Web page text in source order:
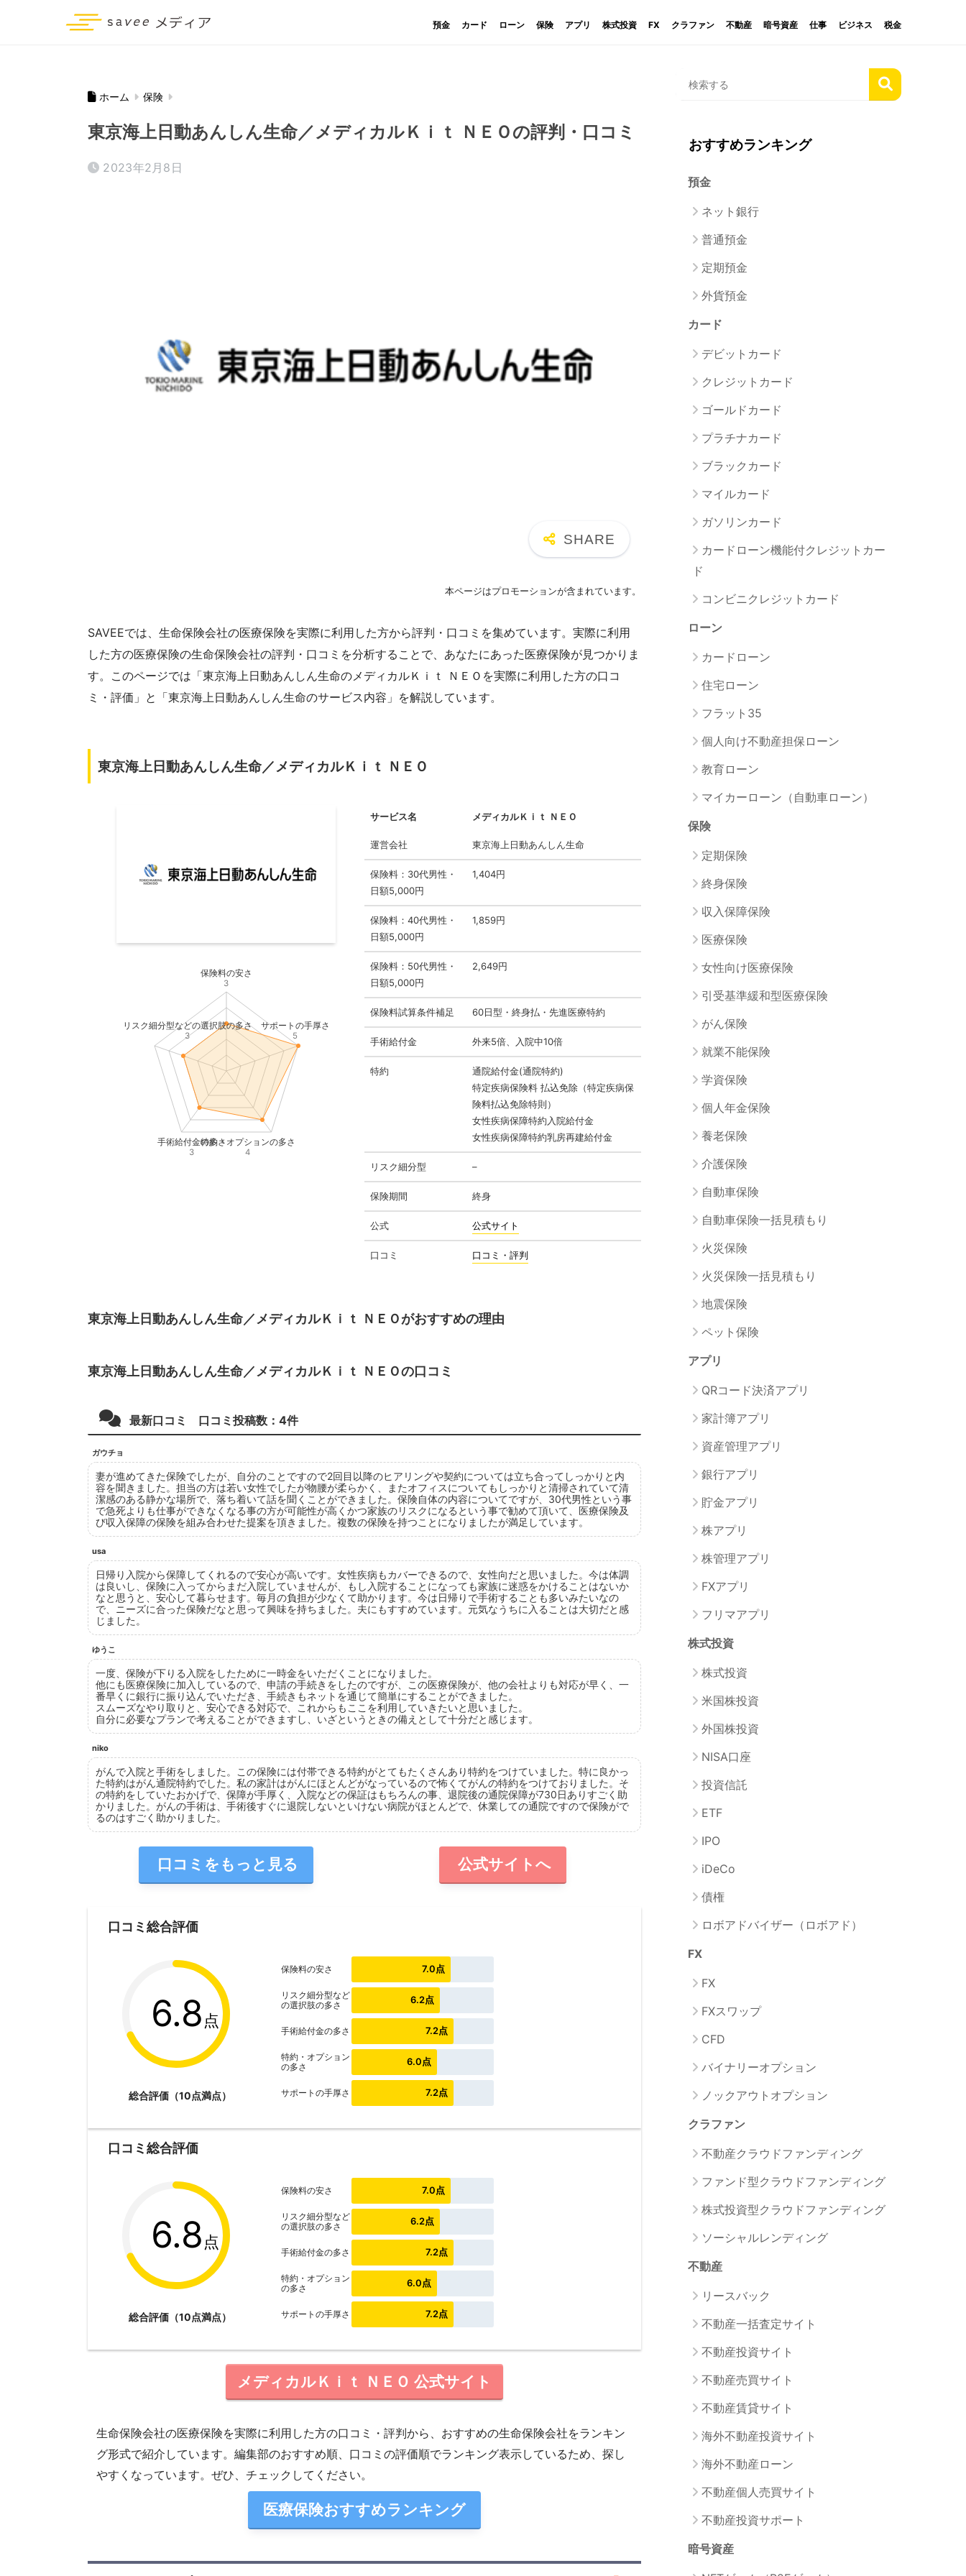
預金 カード ローン 保険 アプリ 株式投資 FX クラファン 不動産 暗号資産 仕事 ビジネス 税金
ホーム 保険
東京海上日動あんしん生命／メディカルＫｉｔ ＮＥＯの評判・口コミ
2023年2月8日
本ページはプロモーションが含まれています。
SAVEEでは、生命保険会社の医療保険を実際に利用した方から評判・口コミを集めています。実際に利用
した方の医療保険の生命保険会社の評判・口コミを分析することで、あなたにあった医療保険が見つかりま
す。このページでは「東京海上日動あんしん生命のメディカルＫｉｔ ＮＥＯを実際に利用した方の口コ
ミ・評価」と「東京海上日動あんしん生命のサービス内容」を解説しています。
東京海上日動あんしん生命／メディカルＫｉｔ ＮＥＯ
保険料の安さ
3
リスク細分型などの選択肢の多さ
3
手術給付金の多さ
3
特約・オプションの多さ
4
サポートの手厚さ
5
サービス名 メディカルＫｉｔ ＮＥＯ
運営会社 東京海上日動あんしん生命
保険料：30代男性・
日額5,000円
1,404円
保険料：40代男性・
日額5,000円
1,859円
保険料：50代男性・
日額5,000円
2,649円
保険料試算条件補足 60日型・終身払・先進医療特約
手術給付金 外来5倍、入院中10倍
特約
通院給付金(通院特約)
特定疾病保険料 払込免除（特定疾病保
険料払込免除特則）
女性疾病保障特約入院給付金
女性疾病保障特約乳房再建給付金
リスク細分型 –
保険期間 終身
公式 公式サイト
口コミ 口コミ・評判
東京海上日動あんしん生命／メディカルＫｉｔ ＮＥＯがおすすめの理由
東京海上日動あんしん生命／メディカルＫｉｔ ＮＥＯの口コミ
最新口コミ 口コミ投稿数： 4件
ガウチョ
妻が進めてきた保険でしたが、自分のことですので2回目以降のヒアリングや契約については立ち合ってしっかりと内
容を聞きました。担当の方は若い女性でしたが物腰が柔らかく、またオフィスについてもしっかりと清掃されていて清
潔感のある静かな場所で、落ち着いて話を聞くことができました。保険自体の内容についてですが、30代男性という事
で急死よりも仕事ができなくなる事の方が可能性が高くかつ家族のリスクになるという事で勧めて頂いて、医療保険及
び収入保障の保険を組み合わせた提案を頂きました。複数の保険を持つことになりましたが満足しています。
usa
日帰り入院から保障してくれるので安心が高いです。女性疾病もカバーできるので、女性向だと思いました。今は体調
は良いし、保険に入ってからまだ入院していませんが、もし入院することになっても家族に迷惑をかけることはないか
なと思うと、安心して暮らせます。毎月の負担が少なくて助かります。今は日帰りで手術することも多いみたいなの
で、ニーズに合った保険だなと思って興味を持ちました。夫にもすすめています。元気なうちに入ることは大切だと感
じました。
ゆうこ
一度、保険が下りる入院をしたために一時金をいただくことになりました。
他にも医療保険に加入しているので、申請の手続きをしたのですが、この医療保険が、他の会社よりも対応が早く、一
番早くに銀行に振り込んでいただき、手続きもネットを通じて簡単にすることができました。
スムーズなやり取りと、安心できる対応で、これからもここを利用していきたいと思いました。
自分に必要なプランで考えることができますし、いざというときの備えとして十分だと感じます。
niko
がんで入院と手術をしました。この保険には付帯できる特約がとてもたくさんあり特約をつけていました。特に良かっ
た特約はがん通院特約でした。私の家計はがんにほとんどがなっているので怖くてがんの特約をつけておりました。そ
の特約をしていたおかげで、保障が手厚く、入院などの保証はもちろんの事、退院後の通院保障が730日ありすごく助
かりました。がんの手術は、手術後すぐに退院しないといけない病院がほとんどで、休業しての通院ですので保険がで
るのはすごく助かりました。
口コミをもっと見る 公式サイトへ
メディカルＫｉｔ ＮＥＯ 公式サイト
生命保険会社の医療保険を実際に利用した方の口コミ・評判から、おすすめの生命保険会社をランキン
グ形式で紹介しています。編集部のおすすめ順、口コミの評価順でランキング表示しているため、探し
やすくなっています。ぜひ、チェックしてください。
医療保険おすすめランキング
口コミ総合評価
6.8 点
総合評価（10点満点）
保険料の安さ 7.0点
リスク細分型など
の選択肢の多さ
6.2点
手術給付金の多さ 7.2点
特約・オプション
の多さ
6.0点
サポートの手厚さ 7.2点
口コミ総合評価
6.8 点
総合評価（10点満点）
保険料の安さ 7.0点
リスク細分型など
の選択肢の多さ
6.2点
手術給付金の多さ 7.2点
特約・オプション
の多さ
6.0点
サポートの手厚さ 7.2点
おすすめランキング
預金
ネット銀行
普通預金
定期預金
外貨預金
カード
デビットカード
クレジットカード
ゴールドカード
プラチナカード
ブラックカード
マイルカード
ガソリンカード
カードローン機能付クレジットカー
ド
コンビニクレジットカード
ローン
カードローン
住宅ローン
フラット35
個人向け不動産担保ローン
教育ローン
マイカーローン（自動車ローン）
保険
定期保険
終身保険
収入保障保険
医療保険
女性向け医療保険
引受基準緩和型医療保険
がん保険
就業不能保険
学資保険
個人年金保険
養老保険
介護保険
自動車保険
自動車保険一括見積もり
火災保険
火災保険一括見積もり
地震保険
ペット保険
アプリ
QRコード決済アプリ
家計簿アプリ
資産管理アプリ
銀行アプリ
貯金アプリ
株アプリ
株管理アプリ
FXアプリ
フリマアプリ
株式投資
株式投資
米国株投資
外国株投資
NISA口座
投資信託
ETF
IPO
iDeCo
債権
ロボアドバイザー（ロボアド）
FX
FX
FXスワップ
CFD
バイナリーオプション
ノックアウトオプション
クラファン
不動産クラウドファンディング
ファンド型クラウドファンディング
株式投資型クラウドファンディング
ソーシャルレンディング
不動産
リースバック
不動産一括査定サイト
不動産投資サイト
不動産売買サイト
不動産賃貸サイト
海外不動産投資サイト
海外不動産ローン
不動産個人売買サイト
不動産投資サポート
暗号資産